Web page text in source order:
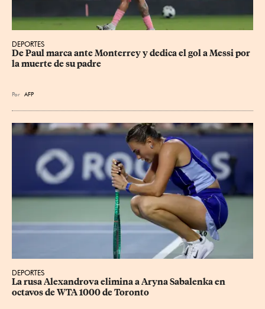
DEPORTES
De Paul marca ante Monterrey y dedica el gol a Messi por
la muerte de su padre
Por AFP
DEPORTES
La rusa Alexandrova elimina a Aryna Sabalenka en
octavos de WTA 1000 de Toronto